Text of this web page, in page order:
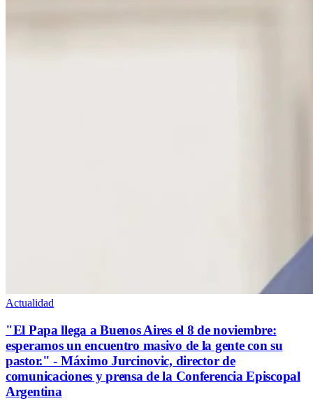
Actualidad
"El Papa llega a Buenos Aires el 8 de noviembre:
esperamos un encuentro masivo de la gente con su
pastor." - Máximo Jurcinovic, director de
comunicaciones y prensa de la Conferencia Episcopal
Argentina